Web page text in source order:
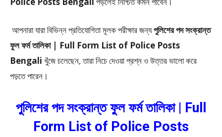
আপনারা যারা বিভিন্ন প্রতিযোগিতা মূলক পরীক্ষার জন্যপুলিশের পদ সংক্রান্ত
ফুল ফর্ম তালিকা | Full Form List of Police Posts
Bengali খুঁজে চলেছেন, তারা নিচে দেওয়া প্রশ্ন ও উত্তর ভালো করে
পড়তে পারেন।
পুলিশের পদ সংক্রান্ত ফুল ফর্ম তালিকা | Full
Form List of Police Posts